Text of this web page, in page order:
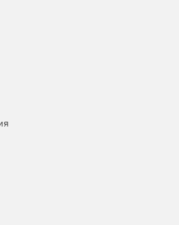
шаблонов меню
видео,
праздничные